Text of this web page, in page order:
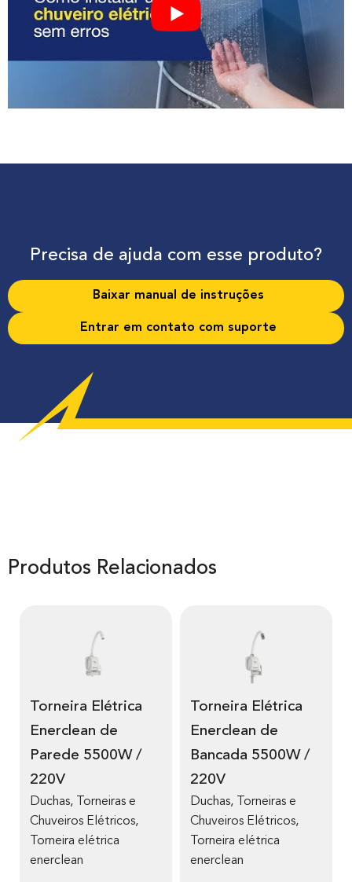
Precisa de ajuda com esse produto?
Baixar manual de instruções
Entrar em contato com suporte
Produtos Relacionados
Torneira Elétrica
Enerclean de
Parede 5500W /
220V
Duchas, Torneiras e
Chuveiros Elétricos,
Torneira elétrica
enerclean
Torneira Elétrica
Enerclean de
Bancada 5500W /
220V
Duchas, Torneiras e
Chuveiros Elétricos,
Torneira elétrica
enerclean